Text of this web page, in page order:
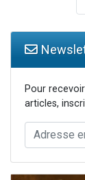
Pour
articles,